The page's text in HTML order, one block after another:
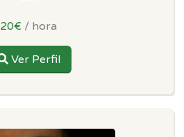
20€ / hora
Ver Perfil